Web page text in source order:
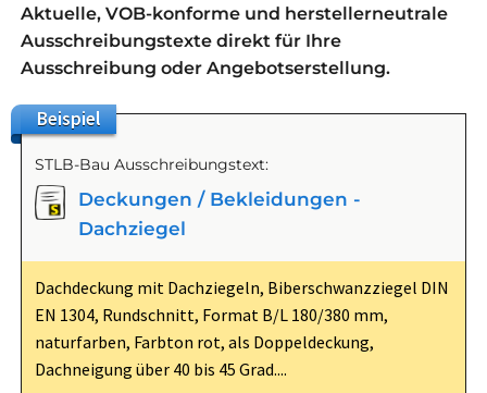
Aktuelle, VOB-konforme und herstellerneutrale
Ausschreibungstexte direkt für Ihre
Ausschreibung oder Angebotserstellung.
Beispiel
STLB-Bau Ausschreibungstext:
Deckungen / Bekleidungen -
Dachziegel
Dachdeckung mit Dachziegeln, Biberschwanzziegel DIN
EN 1304, Rundschnitt, Format B/L 180/380 mm,
naturfarben, Farbton rot, als Doppeldeckung,
Dachneigung über 40 bis 45 Grad....